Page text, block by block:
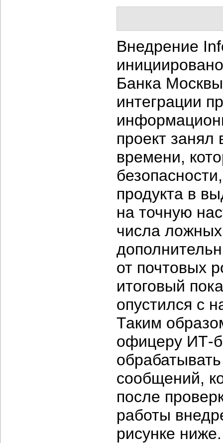
Внедрение
Банка
интеграции
проект занял
времени,
продукта в
на точную
числа
от почтовых
итоговый
опустился с
Таким
офицеру ИТ-
сообщений,
после
работы
рисунке ниже.